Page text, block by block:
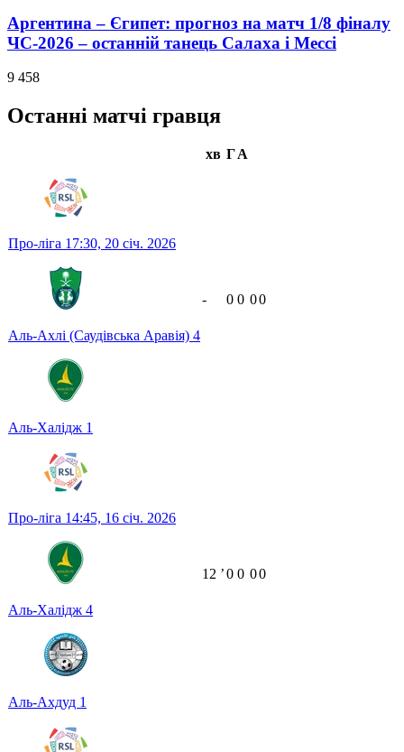
Аргентина – Єгипет: прогноз на матч 1/8 фіналу
ЧС-2026 – останній танець Салаха і Мессі
9 458
Останні матчі гравця
хв ГА
Про-ліга 17:30, 20 січ. 2026
Аль-Ахлі (Саудівська Аравія) 4
Аль-Халідж 1
- 0 0 00
Про-ліга 14:45, 16 січ. 2026
Аль-Халідж 4
Аль-Ахдуд 1
12 ʼ0 0 00